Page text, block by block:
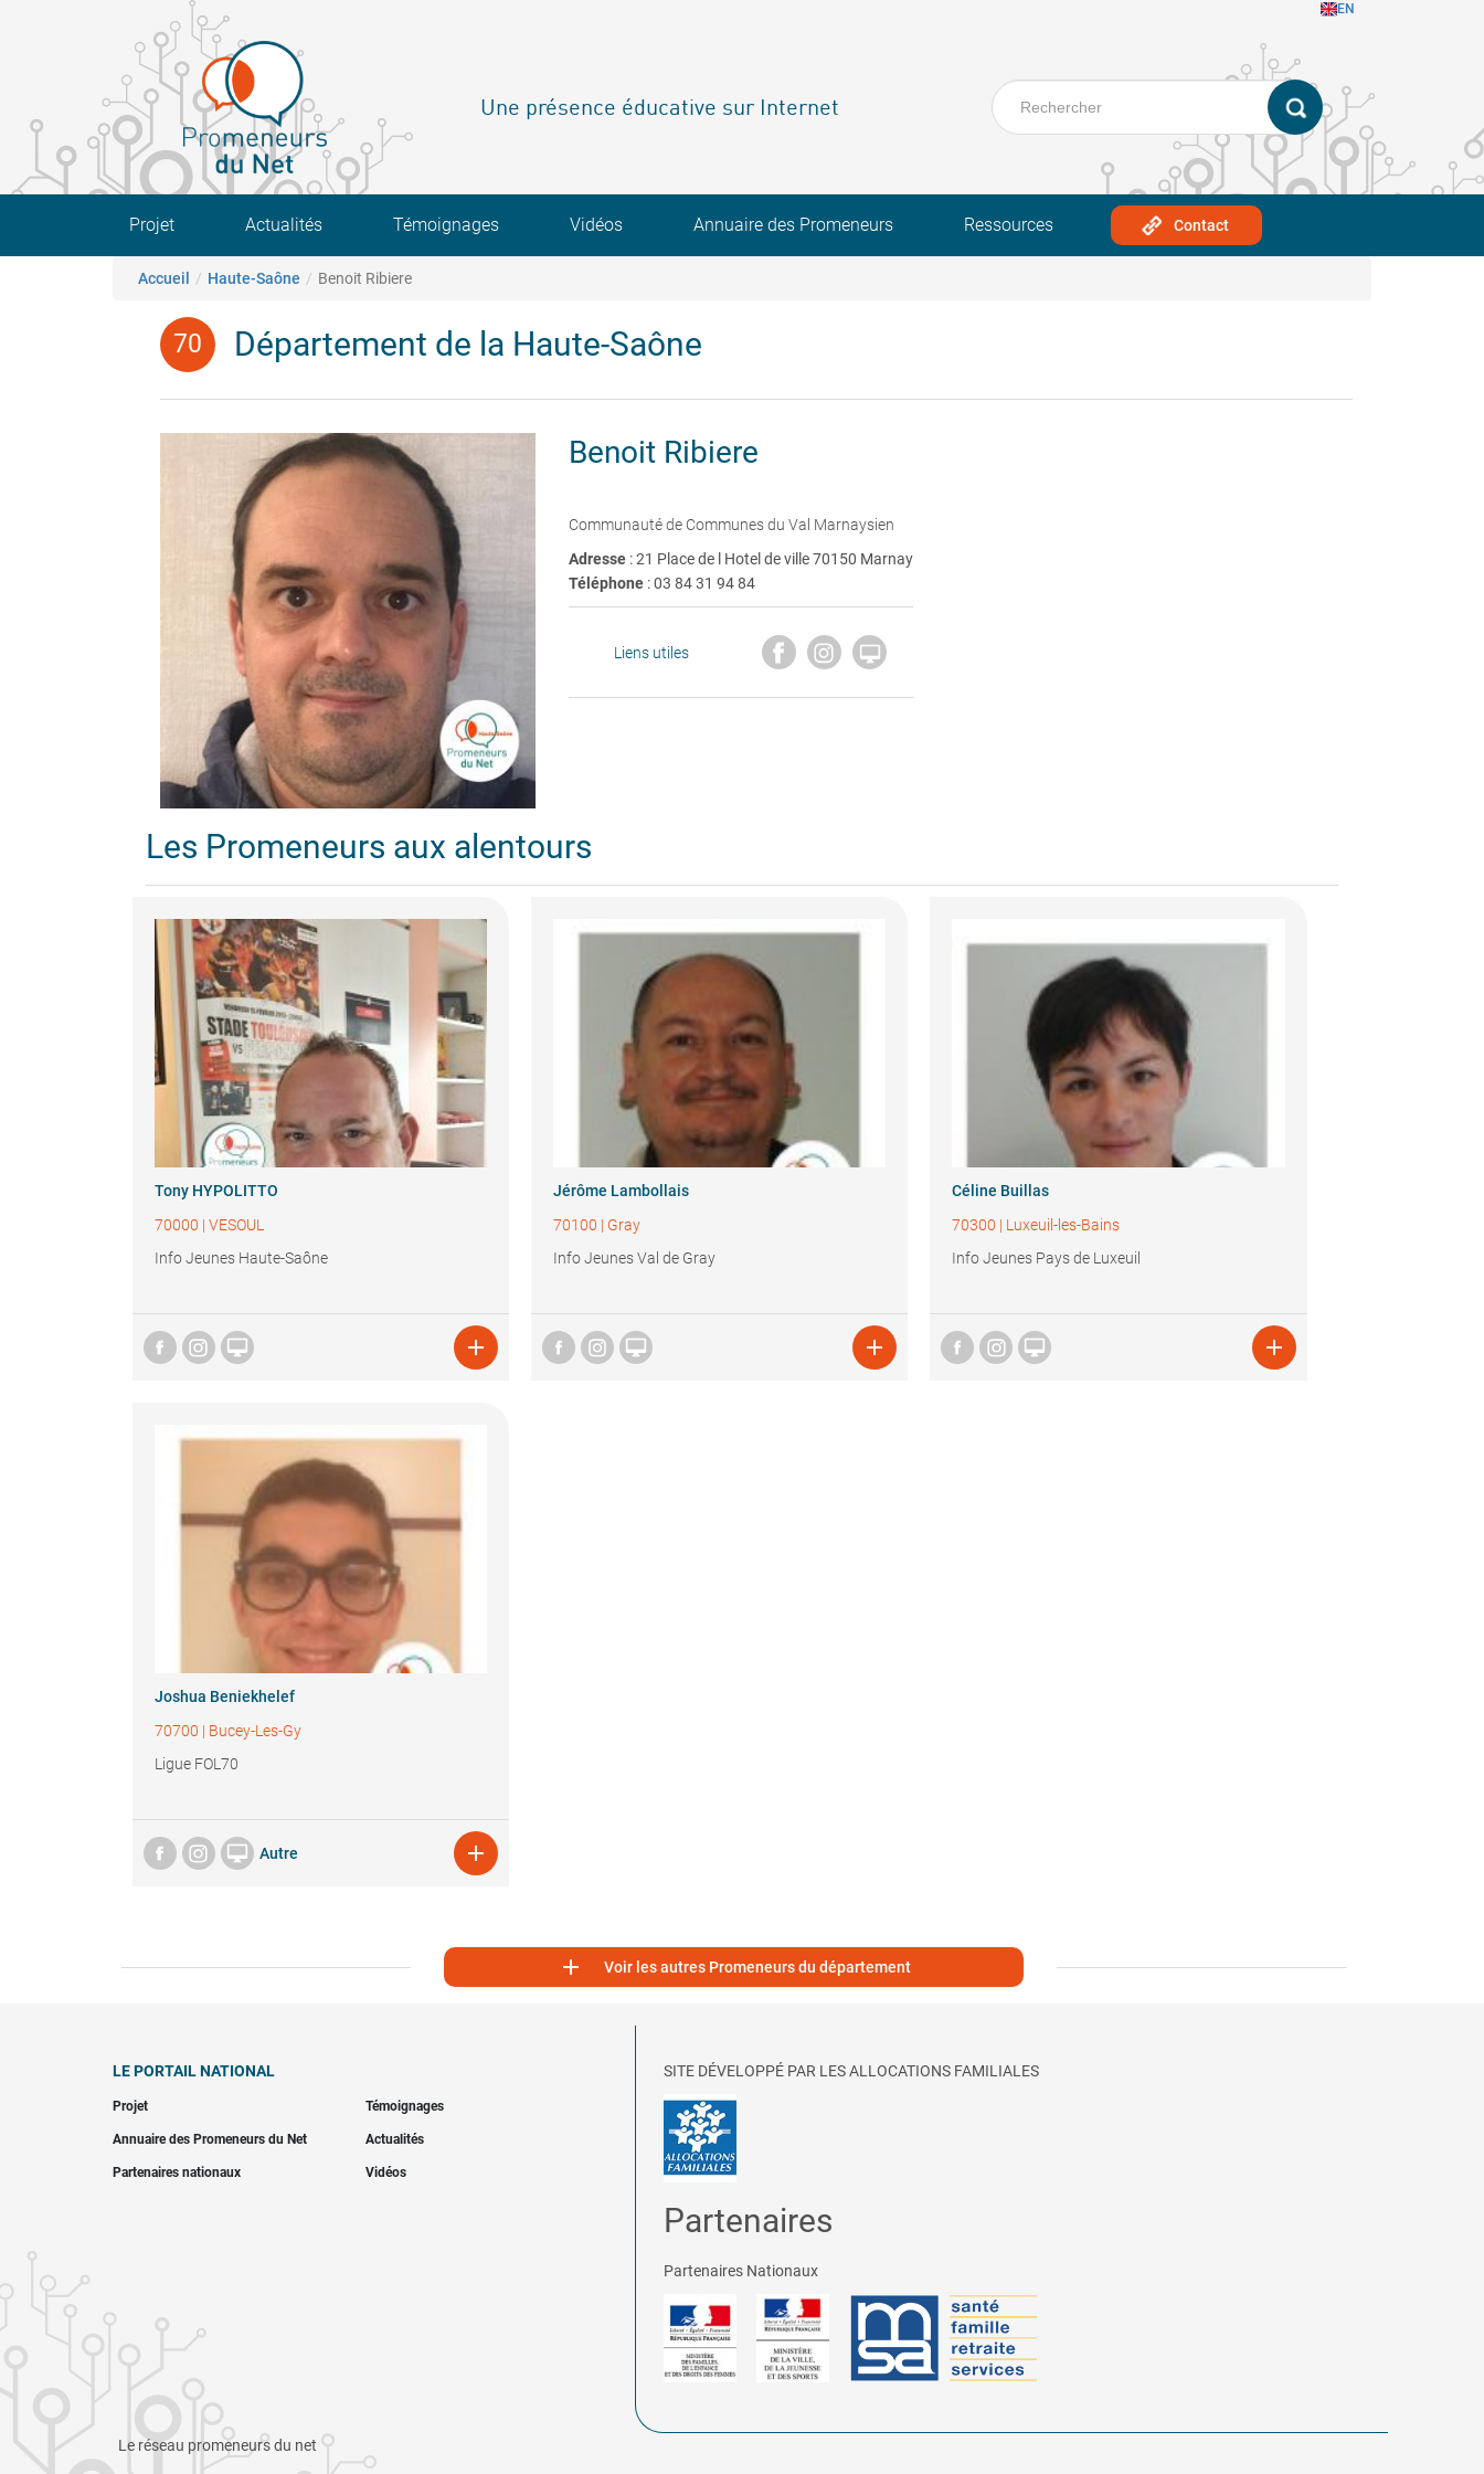
EN
Une présence éducative sur Internet
Main navigation
Projet Actualités Témoignages Vidéos Annuaire des Promeneurs Ressources Contact
Fil d'Ariane
Accueil Haute-Saône Benoit Ribiere
Département de la Haute-Saône
Benoit Ribiere
Communauté de Communes du Val Marnaysien
Adresse : 21 Place de l Hotel de ville 70150 Marnay
Téléphone:03 84 31 94 84
Liens utiles 
Les Promeneurs aux alentours
Tony HYPOLITTO
70000 | VESOUL
Info Jeunes Haute-Saône
 
Jérôme Lambollais
70100 | Gray
Info Jeunes Val de Gray
 
Céline Buillas
70300 | Luxeuil-les-Bains
Info Jeunes Pays de Luxeuil
 
Joshua Beniekhelef
70700 | Bucey-Les-Gy
Ligue FOL70
 Autre 
 Voir les autres Promeneurs du département
LE PORTAIL NATIONAL
Projet Témoignages
Annuaire des Promeneurs du Net Actualités
Partenaires nationaux Vidéos
SITE DÉVELOPPÉ PAR LES ALLOCATIONS FAMILIALES
Partenaires
Partenaires Nationaux
Le réseau promeneurs du net